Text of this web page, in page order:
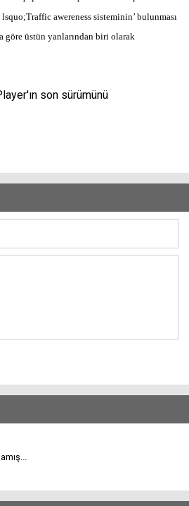
awereness sisteminin’ bulunması
göre üstün yanlarından biri olarak
son sürümünü